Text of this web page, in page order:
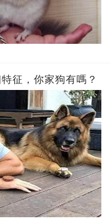
征，你家狗有嗎？